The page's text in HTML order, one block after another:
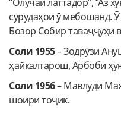
сурудаҳои ӯ мебошанд.
Бозор Собир таваҷҷуҳи
Соли 1955– Зодрӯзи
ҳайкалтарош, Арбоби
Соли 1956– Мавлуди
шоири тоҷик.